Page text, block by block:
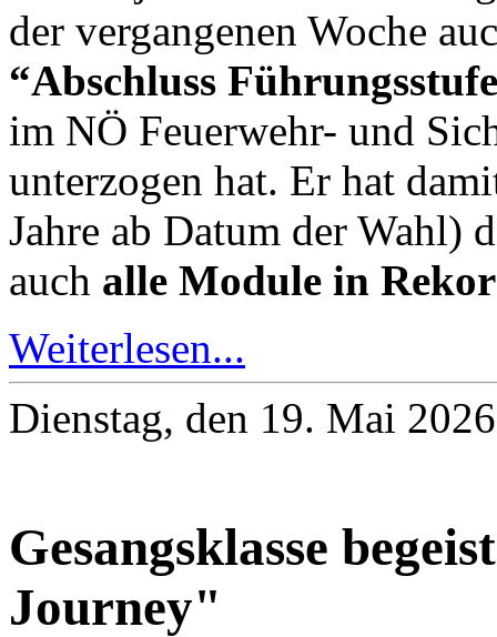
der vergangenen Woche
“Abschluss
im NÖ Feuerwehr- und
unterzogen hat. Er hat
Jahre ab Datum der Wahl)
auch alle Module in
Weiterlesen...
Dienstag, den 19. Mai
Gesangsklasse
Journey"